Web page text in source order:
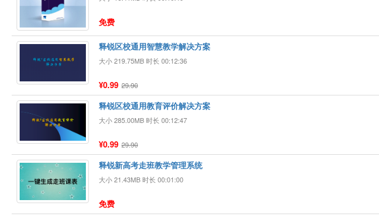
免费
释锐区校通用智慧教学解决方案
大小 219.75MB 时长 00:12:36
¥0.99 29.90
释锐区校通用教育评价解决方案
大小 285.00MB 时长 00:12:47
¥0.99 29.90
释锐新高考走班教学管理系统
大小 21.43MB 时长 00:01:00
免费